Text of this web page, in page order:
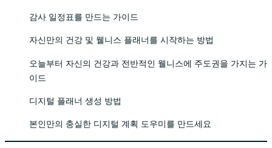
감사 일정표를 만드는 가이드
자신만의 건강 및 웰니스 플래너를 시작하는 방법
오늘부터 자신의 건강과 전반적인 웰니스에 주도권을 가지는 가
이드
디지털 플래너 생성 방법
본인만의 충실한 디지털 계획 도우미를 만드세요